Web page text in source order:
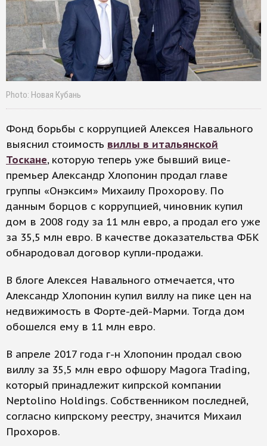
Photo: Новая Кубань
Фонд борьбы с коррупцией Алексея Навального
выяснил стоимость виллы в итальянской
Тоскане, которую теперь уже бывший вице-
премьер Александр Хлопонин продал главе
группы «Онэксим» Михаилу Прохорову. По
данным борцов с коррупцией, чиновник купил
дом в 2008 году за 11 млн евро, а продал его уже
за 35,5 млн евро. В качестве доказательства ФБК
обнародовал договор купли-продажи.
В блоге Алексея Навального отмечается, что
Александр Хлопонин купил виллу на пике цен на
недвижимость в Форте-дей-Марми. Тогда дом
обошелся ему в 11 млн евро.
В апреле 2017 года г-н Хлопонин продал свою
виллу за 35,5 млн евро офшору Magora Trading,
который принадлежит кипрской компании
Neptolino Holdings. Собственником последней,
согласно кипрскому реестру, значится Михаил
Прохоров.